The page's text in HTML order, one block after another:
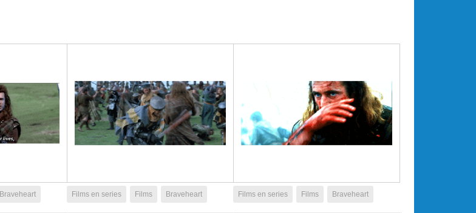
Braveheart Films en series Films Braveheart Films en series Films Braveheart